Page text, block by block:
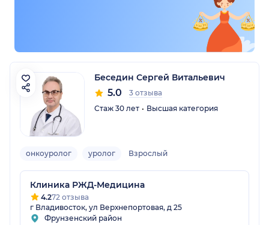
Беседин Сергей Витальевич
5.0
3 отзыва
Стаж 30 лет
Высшая категория
онкоуролог уролог Взрослый
Клиника РЖД-Медицина
4.272 отзыва
г Владивосток, ул Верхнепортовая, д 25
Фрунзенский район